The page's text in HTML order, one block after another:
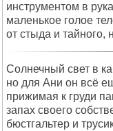
инструментом в
маленькое голое
от стыда и тайного,
Солнечный свет в
но для Ани он всё
прижимая к груди
запах своего
бюстгальтер и